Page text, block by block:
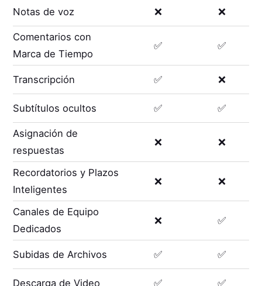
Notas de voz ❌ ❌
Comentarios con
Marca de Tiempo
✅ ✅
Transcripción ✅ ❌
Subtítulos ocultos ✅ ✅
Asignación de
respuestas
❌ ❌
Recordatorios y Plazos
Inteligentes
❌ ❌
Canales de Equipo
Dedicados
❌ ✅
Subidas de Archivos ✅ ✅
Descarga de Video ✅ ✅